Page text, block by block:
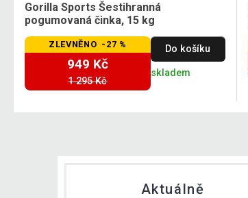
Gorilla Sports Šestihranná
pogumovaná činka, 15 kg
ZLEVNĚNO -27 %
949 Kč
1 295 Kč
Do košíku
skladem
Aktuálně